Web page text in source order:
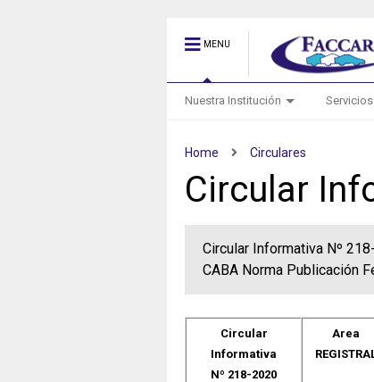
MENU
Nuestra Institución Servicios
Home Circulares
Circular
Circular Informativa Nº
CABA Norma Publicación
Circular
Informativa
Nº 218-2020
Area